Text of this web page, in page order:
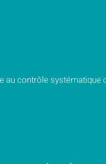
au contrôle systématique